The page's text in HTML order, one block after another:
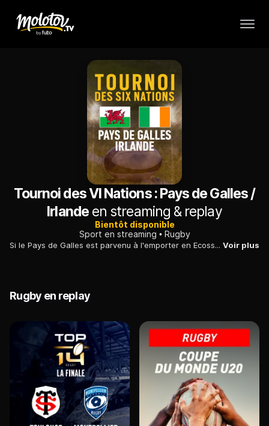
Tournoi des VI Nations : Pays de Galles /
Irlandeen streaming & replay
Bientôt disponible
Sport en streaming
Rugby
Si le Pays de Galles est parvenu à l'emporter en Ecosse lors de la précédente journée, les hommes de Warren Gatland ont alors le Grand Chelem à portée de bras à l'heure d'accueillir Jonathan Sexton et les Irlandais. Voir plus
Rugby en replay